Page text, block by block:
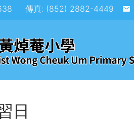
傳真: (852) 2882-4449
日